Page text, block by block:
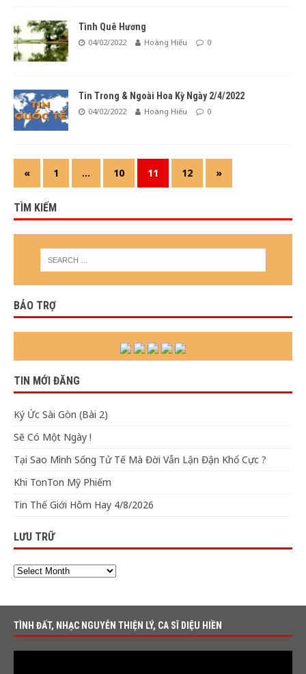
Tình Quê Hương
04/02/2022 Hoàng Hiếu 0
Tin Trong & Ngoài Hoa Kỳ Ngày 2/4/2022
04/02/2022 Hoàng Hiếu 0
« 1 … 10 11 12 »
TÌM KIẾM
BẢO TRỢ
TIN MỚI ĐĂNG
Ký Ức Sài Gòn (Bài 2)
Sẽ Có Một Ngày !
Tại Sao Mình Sống Tử Tế Mà Đời Vẫn Lận Đận Khổ Cực ?
Khi TonTon Mỹ Phiếm
Tin Thế Giới Hôm Hay 4/8/2026
LƯU TRỮ
TÌNH ĐẤT, NHẠC NGUYỄN THIỆN LÝ, CA SĨ DIỆU HIỀN